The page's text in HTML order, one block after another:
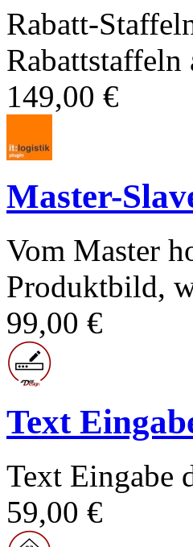
Rabatt-
Rabattstaffeln
149,00 €
Master-
Vom Master
Produktbild,
99,00 €
Text
Text Eingabe
59,00 €